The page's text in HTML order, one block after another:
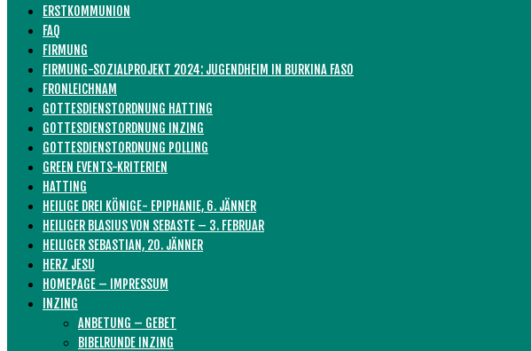
ERSTKOMMUNION
FAQ
FIRMUNG
FIRMUNG-SOZIALPROJEKT 2024: JUGENDHEIM IN BURKINA FASO
FRONLEICHNAM
GOTTESDIENSTORDNUNG HATTING
GOTTESDIENSTORDNUNG INZING
GOTTESDIENSTORDNUNG POLLING
GREEN EVENTS-KRITERIEN
HATTING
HEILIGE DREI KÖNIGE- EPIPHANIE, 6. JÄNNER
HEILIGER BLASIUS VON SEBASTE – 3. FEBRUAR
HEILIGER SEBASTIAN, 20. JÄNNER
HERZ JESU
HOMEPAGE – IMPRESSUM
INZING
ANBETUNG – GEBET
BIBELRUNDE INZING